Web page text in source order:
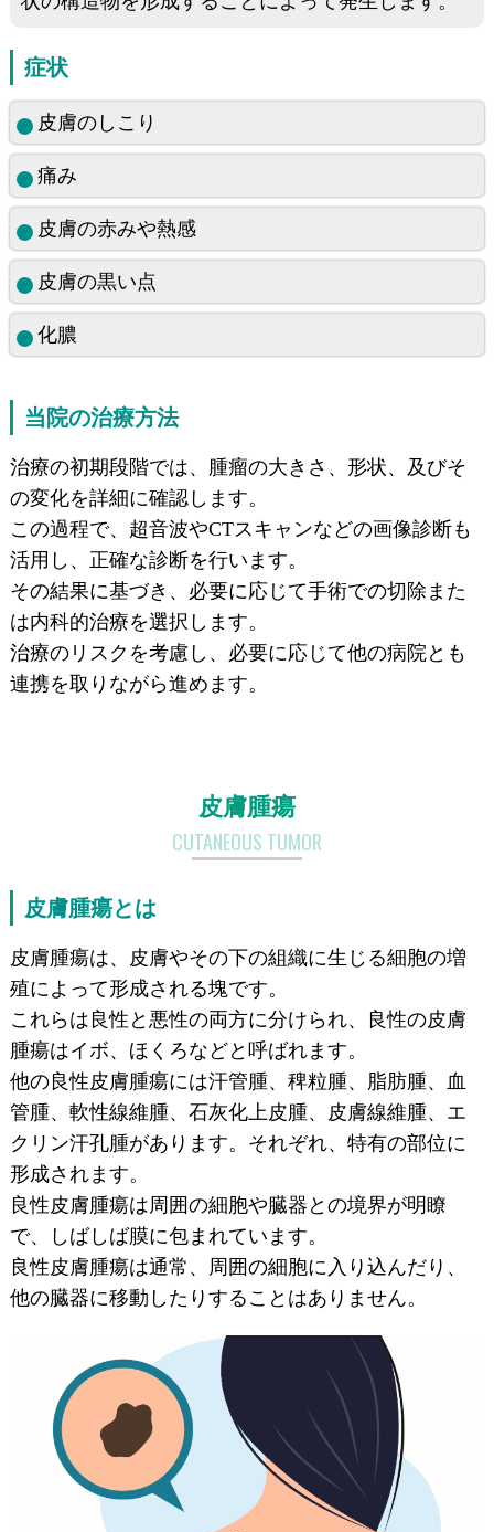
症状
皮膚のしこり
痛み
皮膚の赤みや熱感
皮膚の黒い点
化膿
当院の治療方法
治療の初期段階では、腫瘤の大きさ、形状、及びそ
の変化を詳細に確認します。
この過程で、超音波やCTスキャンなどの画像診断も
活用し、正確な診断を行います。
その結果に基づき、必要に応じて手術での切除また
は内科的治療を選択します。
治療のリスクを考慮し、必要に応じて他の病院とも
連携を取りながら進めます。
皮膚腫瘍
CUTANEOUS TUMOR
皮膚腫瘍とは
皮膚腫瘍は、皮膚やその下の組織に生じる細胞の増
殖によって形成される塊です。
これらは良性と悪性の両方に分けられ、良性の皮膚
腫瘍はイボ、ほくろなどと呼ばれます。
他の良性皮膚腫瘍には汗管腫、稗粒腫、脂肪腫、血
管腫、軟性線維腫、石灰化上皮腫、皮膚線維腫、エ
クリン汗孔腫があります。それぞれ、特有の部位に
形成されます。
良性皮膚腫瘍は周囲の細胞や臓器との境界が明瞭
で、しばしば膜に包まれています。
良性皮膚腫瘍は通常、周囲の細胞に入り込んだり、
他の臓器に移動したりすることはありません。